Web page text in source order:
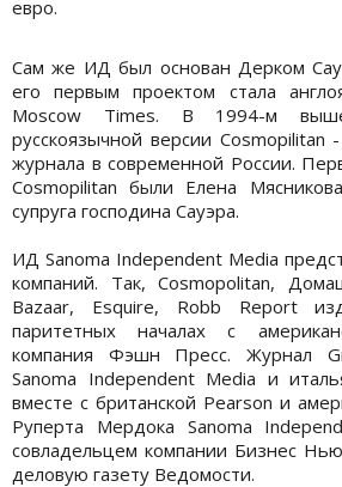
евро.
Сам же ИД был основан Дерком
его первым проектом стала
Moscow Times. В 1994-м
русскоязычной версии Cosmopilitan
журнала в современной России.
Cosmopilitan были Елена
супруга господина Сауэра.
ИД Sanoma Independent Media
компаний. Так, Cosmopolitan,
Bazaar, Esquire, Robb Report
паритетных началах с
компания Фэшн Пресс. Журнал
Sanoma Independent Media и
вместе с британской Pearson и
Руперта Мердока Sanoma
совладельцем компании Бизнес
деловую газету Ведомости.